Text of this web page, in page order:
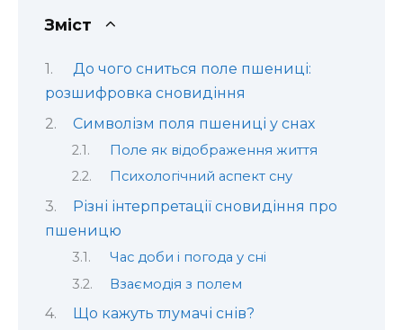
Зміст
До чого сниться поле пшениці:
розшифровка сновидіння
Символізм поля пшениці у снах
Поле як відображення життя
Психологічний аспект сну
Різні інтерпретації сновидіння про
пшеницю
Час доби і погода у сні
Взаємодія з полем
Що кажуть тлумачі снів?